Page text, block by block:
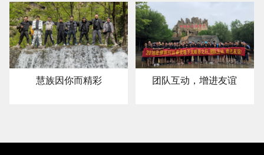
慧族因你而精彩 团队互动，增进友谊